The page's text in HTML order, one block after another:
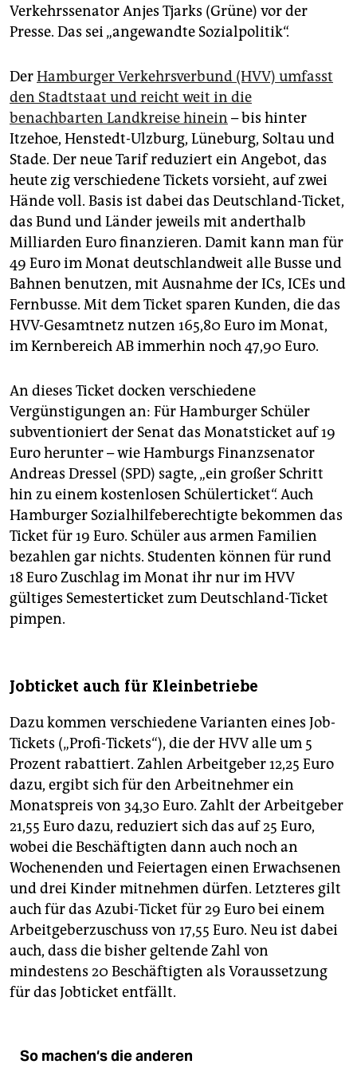
Verkehrssenator Anjes Tjarks (Grüne) vor der
Presse. Das sei „angewandte Sozialpolitik“.
DerHamburger Verkehrsverbund (HVV) umfasst
den Stadtstaat und reicht weit in die
benachbarten Landkreise hinein – bis hinter
Itzehoe, Henstedt-Ulzburg, Lüneburg, Soltau und
Stade. Der neue Tarif reduziert ein Angebot, das
heute zig verschiedene Tickets vorsieht, auf zwei
Hände voll. Basis ist dabei das Deutschland-Ticket,
das Bund und Länder jeweils mit anderthalb
Milliarden Euro finanzieren. Damit kann man für
49 Euro im Monat deutschlandweit alle Busse und
Bahnen benutzen, mit Ausnahme der ICs, ICEs und
Fernbusse. Mit dem Ticket sparen Kunden, die das
HVV-Gesamtnetz nutzen 165,80 Euro im Monat,
im Kernbereich AB immerhin noch 47,90 Euro.
An dieses Ticket docken verschiedene
Vergünstigungen an: Für Hamburger Schüler
subventioniert der Senat das Monatsticket auf 19
Euro herunter – wie Hamburgs Finanzsenator
Andreas Dressel (SPD) sagte, „ein großer Schritt
hin zu einem kostenlosen Schülerticket“. Auch
Hamburger Sozialhilfeberechtigte bekommen das
Ticket für 19 Euro. Schüler aus armen Familien
bezahlen gar nichts. Studenten können für rund
18 Euro Zuschlag im Monat ihr nur im HVV
gültiges Semesterticket zum Deutschland-Ticket
pimpen.
Jobticket auch für Kleinbetriebe
Dazu kommen verschiedene Varianten eines Job-
Tickets („Profi-Tickets“), die der HVV alle um 5
Prozent rabattiert. Zahlen Arbeitgeber 12,25 Euro
dazu, ergibt sich für den Arbeitnehmer ein
Monatspreis von 34,30 Euro. Zahlt der Arbeitgeber
21,55 Euro dazu, reduziert sich das auf 25 Euro,
wobei die Beschäftigten dann auch noch an
Wochenenden und Feiertagen einen Erwachsenen
und drei Kinder mitnehmen dürfen. Letzteres gilt
auch für das Azubi-Ticket für 29 Euro bei einem
Arbeitgeberzuschuss von 17,55 Euro. Neu ist dabei
auch, dass die bisher geltende Zahl von
mindestens 20 Beschäftigten als Voraussetzung
für das Jobticket entfällt.
So machen‘s die anderen